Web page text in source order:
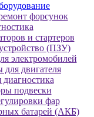
фopcунoк
и стартеров
(ПЗУ)
электромобилей
двигателя
подвески
фap
батарей (АКБ)